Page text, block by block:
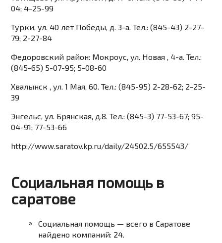
04; 4-25-99
Турки, ул. 40 лет Победы, д. 3-а. Тел.: (845-43) 2-27-
79; 2-27-84
Федоровский район: Мокроус, ул. Новая , 4-а. Тел.:
(845-65) 5-07-95; 5-08-60
Хвалынск , ул. 1 Мая, 60. Тел.: (845-95) 2-28-62; 2-25-
39
Энгельс, ул. Брянская, д.8. Тел.: (845-3) 77-53-67; 95-
04-91; 77-53-66
http://www.saratov.kp.ru/daily/24502.5/655543/
Социальная помощь в
саратове
Социальная помощь — всего в Саратове
найдено компаний: 24.